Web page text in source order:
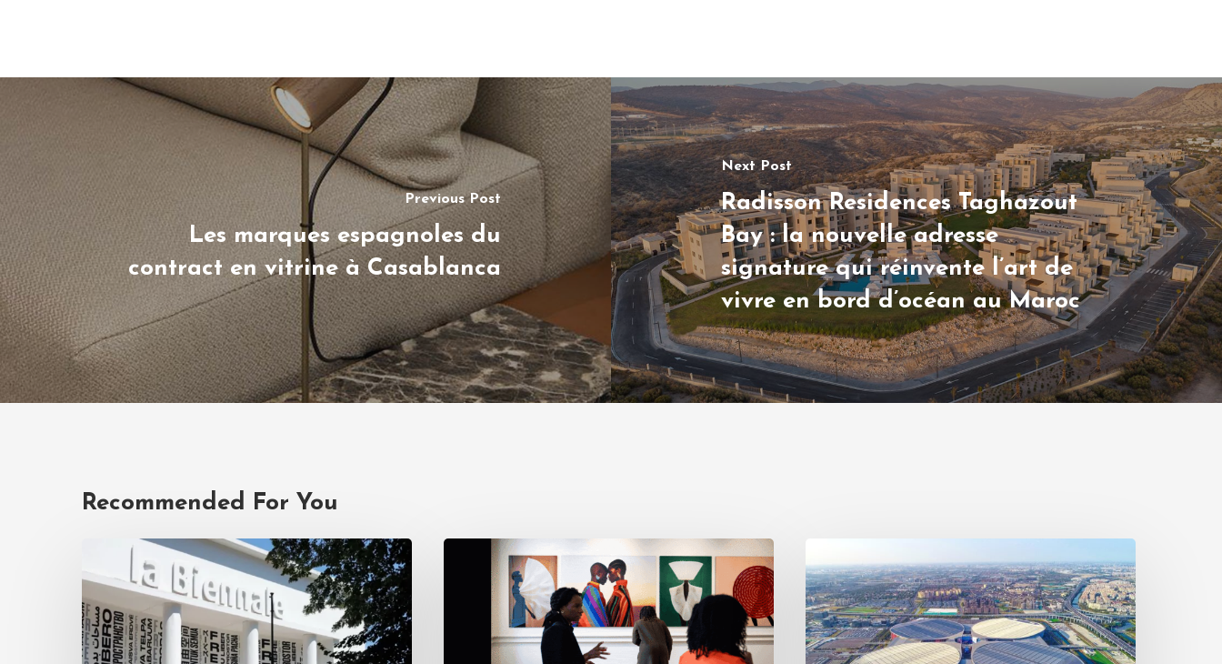
Previous Post
Les marques espagnoles du
contract en vitrine à Casablanca
Next Post
Radisson Residences Taghazout
Bay : la nouvelle adresse
signature qui réinvente l’art de
vivre en bord d’océan au Maroc
Recommended For You